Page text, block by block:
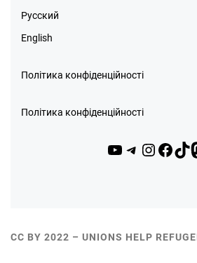
Русский
English
Політика конфіденційності
Політика конфіденційності
YouTube
Telegram
CC BY 2022 – UNIONS HELP